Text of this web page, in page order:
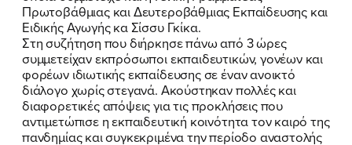
Πρωτοβάθμιας και Δευτεροβάθμιας Εκπαίδευσης και
Ειδικής Αγωγής κα Σίσσυ Γκίκα.
Στη συζήτηση που διήρκησε πάνω από 3 ώρες
συμμετείχαν εκπρόσωποι εκπαιδευτικών, γονέων και
φορέων ιδιωτικής εκπαίδευσης σε έναν ανοικτό
διάλογο χωρίς στεγανά. Ακούστηκαν πολλές και
διαφορετικές απόψεις για τις προκλήσεις που
αντιμετώπισε η εκπαιδευτική κοινότητα τον καιρό της
πανδημίας και συγκεκριμένα την περίοδο αναστολής